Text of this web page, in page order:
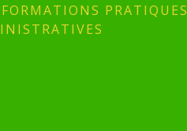
PRATIQUES